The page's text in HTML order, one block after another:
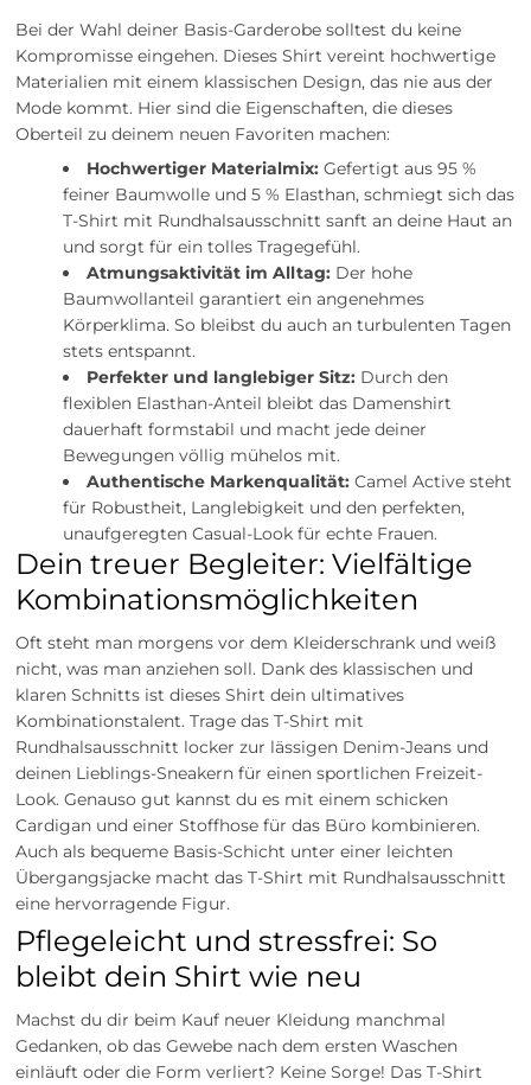
Bei der Wahl deiner Basis-Garderobe solltest du keine
Kompromisse eingehen. Dieses Shirt vereint hochwertige
Materialien mit einem klassischen Design, das nie aus der
Mode kommt. Hier sind die Eigenschaften, die dieses
Oberteil zu deinem neuen Favoriten machen:
Hochwertiger Materialmix: Gefertigt aus 95 %
feiner Baumwolle und 5 % Elasthan, schmiegt sich das
T-Shirt mit Rundhalsausschnitt sanft an deine Haut an
und sorgt für ein tolles Tragegefühl.
Atmungsaktivität im Alltag: Der hohe
Baumwollanteil garantiert ein angenehmes
Körperklima. So bleibst du auch an turbulenten Tagen
stets entspannt.
Perfekter und langlebiger Sitz: Durch den
flexiblen Elasthan-Anteil bleibt das Damenshirt
dauerhaft formstabil und macht jede deiner
Bewegungen völlig mühelos mit.
Authentische Markenqualität: Camel Active steht
für Robustheit, Langlebigkeit und den perfekten,
unaufgeregten Casual-Look für echte Frauen.
Dein treuer Begleiter: Vielfältige
Kombinationsmöglichkeiten
Oft steht man morgens vor dem Kleiderschrank und weiß
nicht, was man anziehen soll. Dank des klassischen und
klaren Schnitts ist dieses Shirt dein ultimatives
Kombinationstalent. Trage das T-Shirt mit
Rundhalsausschnitt locker zur lässigen Denim-Jeans und
deinen Lieblings-Sneakern für einen sportlichen Freizeit-
Look. Genauso gut kannst du es mit einem schicken
Cardigan und einer Stoffhose für das Büro kombinieren.
Auch als bequeme Basis-Schicht unter einer leichten
Übergangsjacke macht das T-Shirt mit Rundhalsausschnitt
eine hervorragende Figur.
Pflegeleicht und stressfrei: So
bleibt dein Shirt wie neu
Machst du dir beim Kauf neuer Kleidung manchmal
Gedanken, ob das Gewebe nach dem ersten Waschen
einläuft oder die Form verliert? Keine Sorge! Das T-Shirt